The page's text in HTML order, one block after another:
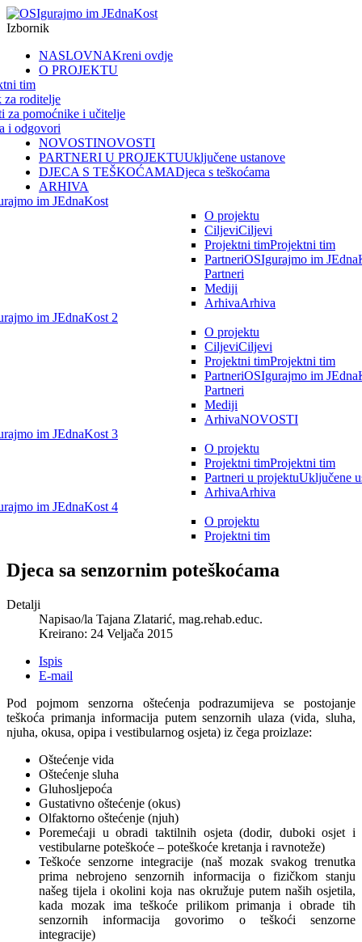
Izbornik
NASLOVNAKreni ovdje
O PROJEKTU
tim
za roditelje
za pomoćnike i učitelje
i odgovori
NOVOSTINOVOSTI
PARTNERI U PROJEKTUUključene ustanove
DJECA S TEŠKOĆAMADjeca s teškoćama
ARHIVA
im JEdnaKost
O projektu
CiljeviCiljevi
Projektni timProjektni tim
PartneriOSIgurajmo im
Partneri
Mediji
ArhivaArhiva
im JEdnaKost 2
O projektu
CiljeviCiljevi
Projektni timProjektni tim
PartneriOSIgurajmo im
Partneri
Mediji
ArhivaNOVOSTI
im JEdnaKost 3
O projektu
Projektni timProjektni tim
Partneri u projektuUključene
ArhivaArhiva
im JEdnaKost 4
O projektu
Projektni tim
Djeca sa senzornim poteškoćama
Detalji
Napisao/la Tajana Zlatarić, mag.rehab.educ.
Kreirano: 24 Veljača 2015
Ispis
E-mail
Pod pojmom senzorna oštećenja podrazumijeva se postojanje
teškoća primanja informacija putem senzornih ulaza (vida, sluha,
njuha, okusa, opipa i vestibularnog osjeta) iz čega proizlaze:
Oštećenje vida
Oštećenje sluha
Gluhosljepoća
Gustativno oštećenje (okus)
Olfaktorno oštećenje (njuh)
Poremećaji u obradi taktilnih osjeta (dodir, duboki osjet i
vestibularne poteškoće – poteškoće kretanja i ravnoteže)
Teškoće senzorne integracije (naš mozak svakog trenutka
prima nebrojeno senzornih informacija o fizičkom stanju
našeg tijela i okolini koja nas okružuje putem naših osjetila,
kada mozak ima teškoće prilikom primanja i obrade tih
senzornih informacija govorimo o teškoći senzorne
integracije)